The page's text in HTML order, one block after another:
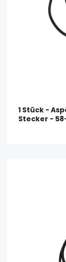
1 Stück -
Stecker -